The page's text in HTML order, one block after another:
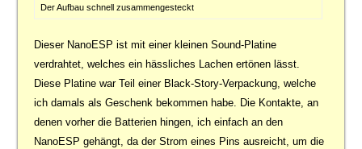
Der Aufbau schnell zusammengesteckt
Dieser NanoESP ist mit einer kleinen Sound-Platine
verdrahtet, welches ein hässliches Lachen ertönen lässt.
Diese Platine war Teil einer Black-Story-Verpackung, welche
ich damals als Geschenk bekommen habe. Die Kontakte, an
denen vorher die Batterien hingen, ich einfach an den
NanoESP gehängt, da der Strom eines Pins ausreicht, um die